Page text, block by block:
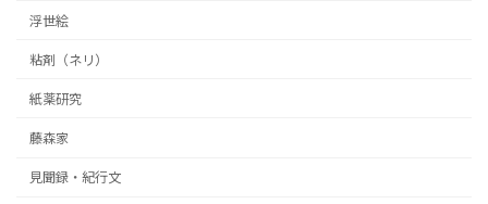
浮世絵
粘剤（ネリ）
紙薬研究
藤森家
見聞録・紀行文